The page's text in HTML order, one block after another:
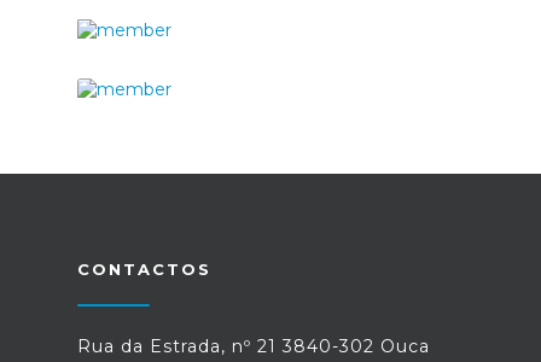
CONTACTOS
Rua da Estrada, nº 21 3840-302 Ouca